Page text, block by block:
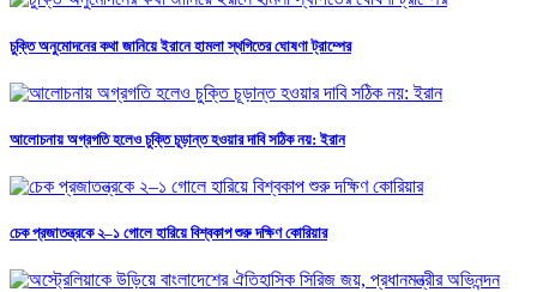
চুক্তি অনুমোদনের কথা জানিয়ে ইরানে হামলা স্থগিতের ঘোষণা ট্রাম্পের
আলোচনায় অগ্রগতি হলেও চুক্তি চূড়ান্ত হওয়ার দাবি সঠিক নয়: ইরান
চেক প্রজাতন্ত্রকে ২–১ গোলে হারিয়ে বিশ্বকাপ শুরু দক্ষিণ কোরিয়ার